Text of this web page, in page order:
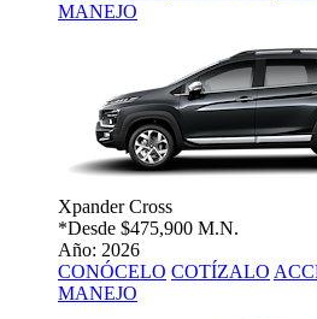
MANEJO
Xpander Cross
*Desde $475,900 M.N.
Año: 2026
CONÓCELO COTÍZALO
MANEJO